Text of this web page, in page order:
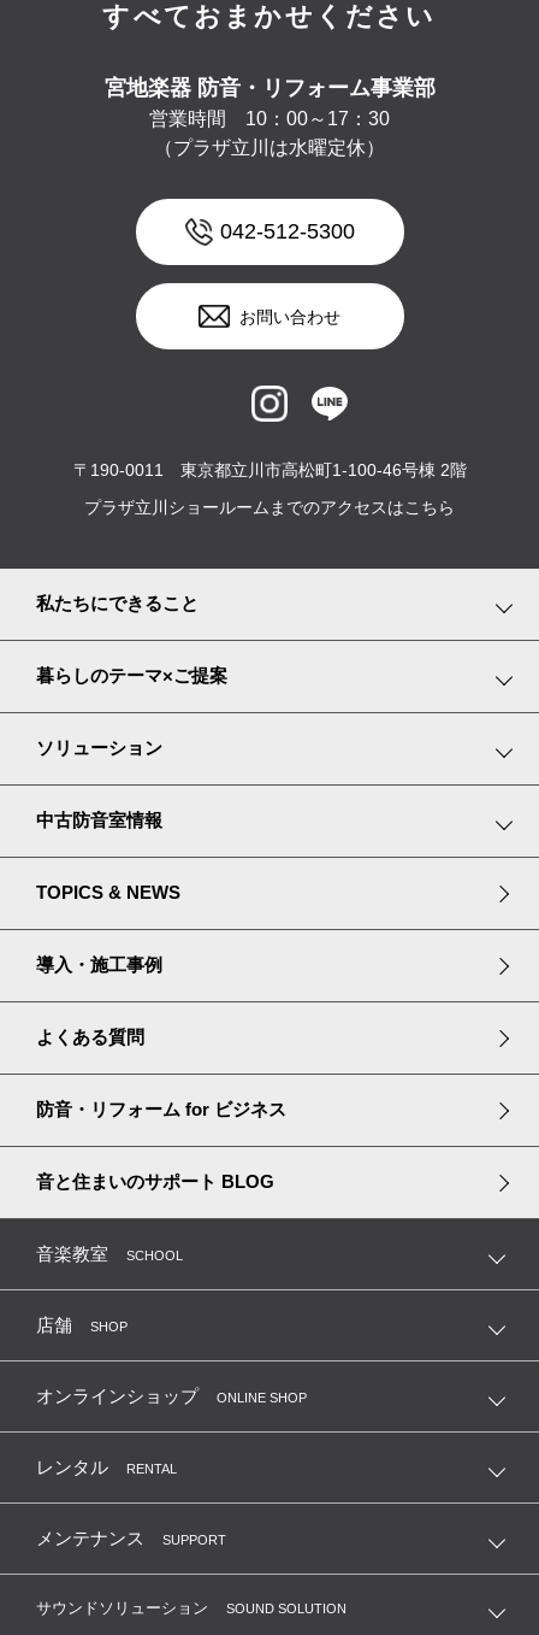
すべておまかせください
宮地楽器 防音・リフォーム事業部
営業時間 10：00～17：30
（プラザ立川は水曜定休）
042-512-5300
お問い合わせ
〒190-0011 東京都立川市高松町1-100-46号棟 2階
プラザ立川ショールームまでのアクセスはこちら
私たちにできること
事業紹介
サービス内容
プランニングストーリー
暮らしのテーマ×ご提案
趣味や遊びを楽しむ
家で仕事をする
大切なペットと暮らす
ソリューション
楽器・目的別ソリューション
防音・吸音プロダクト
リフォームソリューション
中古防音室情報
中古防音室ストックリスト
宮地楽器のセールスプライド
中古防音室購入ガイド
TOPICS & NEWS
導入・施工事例
よくある質問
防音・リフォーム for ビジネス
音と住まいのサポート BLOG
音楽教室 SCHOOL
店舗 SHOP
オンラインショップ ONLINE SHOP
レンタル RENTAL
メンテナンス SUPPORT
サウンドソリューション SOUND SOLUTION